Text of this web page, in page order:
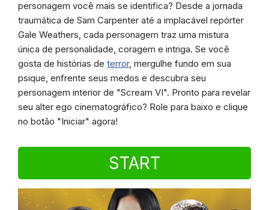
personagem você mais se identifica? Desde a jornada
traumática de Sam Carpenter até a implacável repórter
Gale Weathers, cada personagem traz uma mistura
única de personalidade, coragem e intriga. Se você
gosta de histórias de terror, mergulhe fundo em sua
psique, enfrente seus medos e descubra seu
personagem interior de "Scream VI". Pronto para revelar
seu alter ego cinematográfico? Role para baixo e clique
no botão "Iniciar" agora!
START